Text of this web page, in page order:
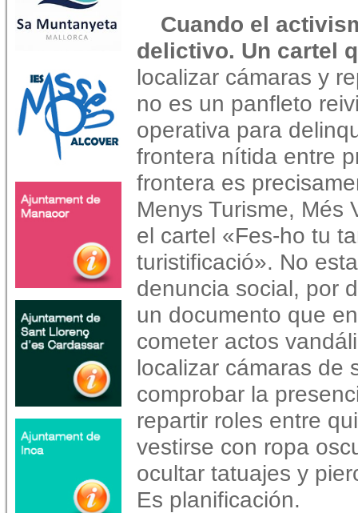
Cuando el
delictivo. Un cartel
localizar cámaras y
no es un panfleto
operativa para
frontera nítida entre
frontera es
Menys Turisme, Més
el cartel «Fes-ho tu
turistificació». No
denuncia social, por
un documento que
cometer actos
localizar cámaras de
comprobar la
repartir roles entre
vestirse con ropa
ocultar tatuajes y
Es planificación.